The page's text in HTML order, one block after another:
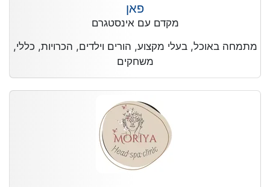
פאן
מקדם עם אינסטגרם
מתמחה באוכל, בעלי מקצוע, הורים וילדים, הכרויות, כללי,
משחקים